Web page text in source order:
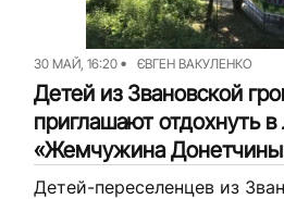
30 МАЙ, 16:20 ЄВГЕН ВАКУЛЕНКО
Детей из Звановской
приглашают отдохнуть в
«Жемчужина
как подать заявку
Детей-переселенцев из